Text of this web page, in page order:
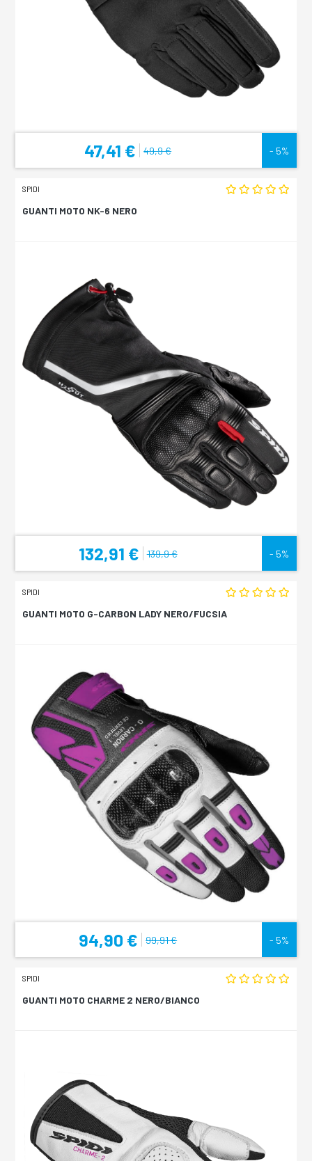
47,41 € 49,9 € - 5%
SPIDI
GUANTI MOTO NK-6 NERO
132,91 € 139,9 € - 5%
SPIDI
GUANTI MOTO G-CARBON LADY NERO/FUCSIA
94,90 € 99,91 € - 5%
SPIDI
GUANTI MOTO CHARME 2 NERO/BIANCO